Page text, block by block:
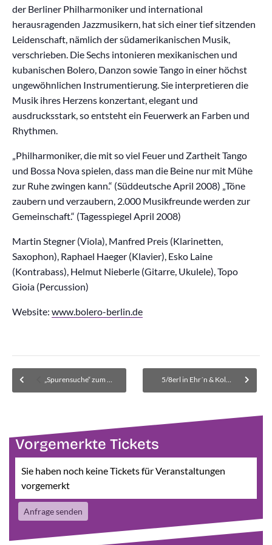
der Berliner Philharmoniker und international
herausragenden Jazzmusikern, hat sich einer tief sitzenden
Leidenschaft, nämlich der südamerikanischen Musik,
verschrieben. Die Sechs intonieren mexikanischen und
kubanischen Bolero, Danzon sowie Tango in einer höchst
ungewöhnlichen Instrumentierung. Sie interpretieren die
Musik ihres Herzens konzertant, elegant und
ausdrucksstark, so entsteht ein Feuerwerk an Farben und
Rhythmen.
„Philharmoniker, die mit so viel Feuer und Zartheit Tango
und Bossa Nova spielen, dass man die Beine nur mit Mühe
zur Ruhe zwingen kann.“ (Süddeutsche April 2008) „Töne
zaubern und verzaubern, 2.000 Musikfreunde werden zur
Gemeinschaft.“ (Tagesspiegel April 2008)
Martin Stegner (Viola), Manfred Preis (Klarinetten,
Saxophon), Raphael Haeger (Klavier), Esko Laine
(Kontrabass), Helmut Nieberle (Gitarre, Ukulele), Topo
Gioia (Percussion)
Website: www.bolero-berlin.de
„Spurensuche“ zum Internationen Museumstag 5/8erl in Ehr´n & Kollegium Kalksburg – Ausverkauft! Im Museum wird eine Warteliste für zurückgegebene Karten geführt.
Vorgemerkte Tickets
Sie haben noch keine Tickets für Veranstaltungen
vorgemerkt
Anfrage senden